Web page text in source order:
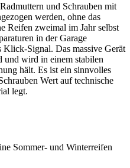
und Schrauben mit
werden, ohne das
Reifen zweimal im Jahr selbst
in der Garage
Klick-Signal. Das massive Gerät
und wird in einem stabilen
hält. Es ist ein sinnvolles
Wert auf technische
legt.
Sommer- und Winterreifen